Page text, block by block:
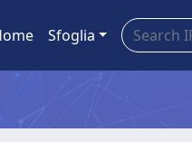
Sfoglia